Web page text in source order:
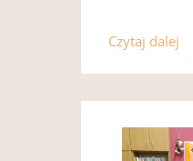
Czytaj dalej